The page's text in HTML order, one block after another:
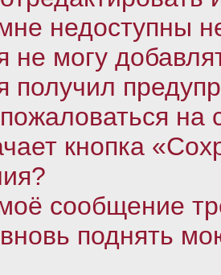
недоступны
не могу
получил
кнопка
сообщение
поднять